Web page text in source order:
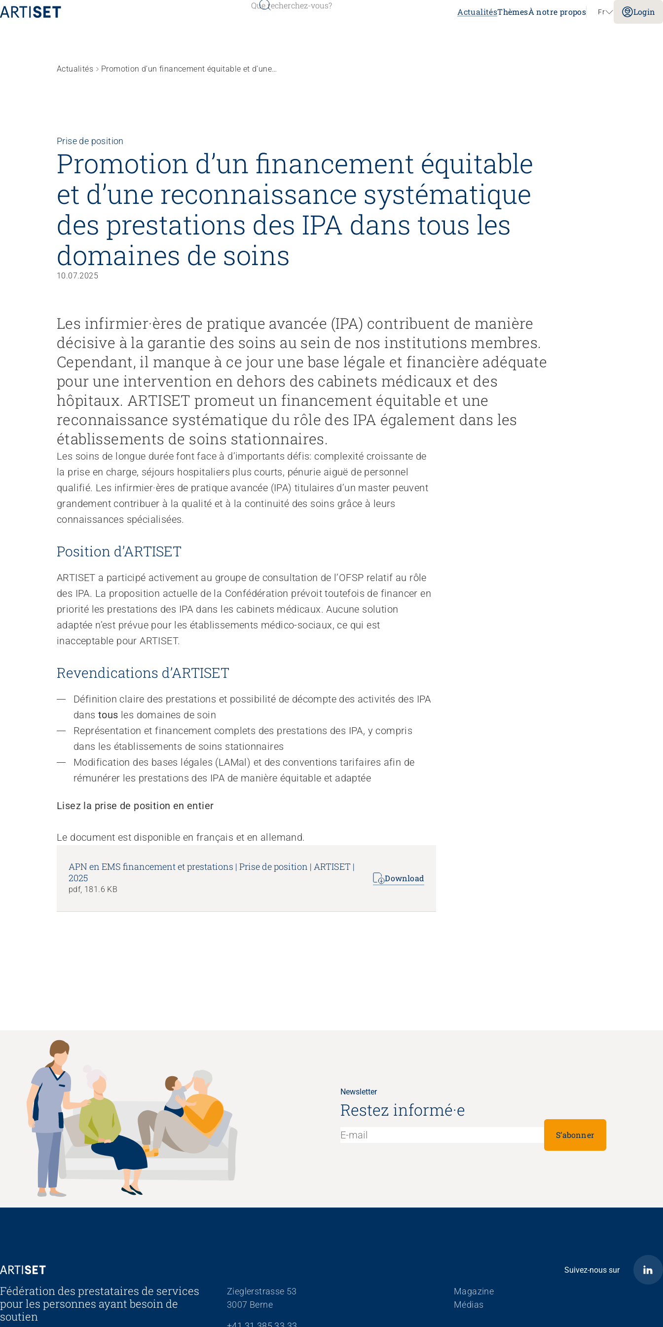
Aller au contenu
ActualitésThèmesÀ notre propos Fr Login
Recruter et diriger du personnel
Organiser le travail et construire la culture d’entreprise
Gérer l'entreprise et appliquer la loi
Promouvoir des offres
Promouvoir la durabilité
Organiser des achats
Favoriser l'intégration professionnelle
Travailler avec les proches
Accompagner la fin de vie
Organiser les transitions
Renforcer l’autodétermination
Aborder les questions de santé
Protéger l'intégrité
Accompagner en cas de démence
Promouvoir la santé mentale
Politiques publiques & Prises de position
Travail en réseaux
Actualités Promotion d’un finance­ment équitable et d’une recon­naissance systématique des prestations des IPA dans tous les domaines de soins
Prise de position
Promotion d’un finance­ment équitable
et d’une recon­naissance systématique
des prestations des IPA dans tous les
domaines de soins
10.07.2025
Les infirmier·ères de pratique avancée (IPA) contribuent de manière
décisive à la garantie des soins au sein de nos institutions membres.
Cependant, il manque à ce jour une base légale et financière adéquate
pour une intervention en dehors des cabinets médicaux et des
hôpitaux. ARTISET promeut un financement équitable et une
reconnaissance systématique du rôle des IPA également dans les
établissements de soins stationnaires.
Les soins de longue durée font face à d’importants défis: complexité croissante de
la prise en charge, séjours hospitaliers plus courts, pénurie aiguë de personnel
qualifié. Les infirmier·ères de pratique avancée (IPA) titulaires d’un master peuvent
grandement contribuer à la qualité et à la continuité des soins grâce à leurs
connaissances spécialisées.
Position d’ARTISET
ARTISET a participé activement au groupe de consultation de l’OFSP relatif au rôle
des IPA. La proposition actuelle de la Confédération prévoit toutefois de financer en
priorité les prestations des IPA dans les cabinets médicaux. Aucune solution
adaptée n’est prévue pour les établissements médico-sociaux, ce qui est
inacceptable pour ARTISET.
Revendications d’ARTISET
Définition claire des prestations et possibilité de décompte des activités des IPA
dans tous les domaines de soin
Représentation et financement complets des prestations des IPA, y compris
dans les établissements de soins stationnaires
Modification des bases légales (LAMal) et des conventions tarifaires afin de
rémunérer les prestations des IPA de manière équitable et adaptée
Lisez la prise de position en entier
Le document est disponible en français et en allemand.
APN en EMS financement et prestations | Prise de position | ARTISET |
2025
pdf, 181.6 KB
Download
Newsletter
Restez informé·e
S’abonner
ARTISET Suivez-nous sur
Fédération des prestataires de services
pour les personnes ayant besoin de
soutien
Zieglerstrasse 53
3007 Berne
Aller au contenu
Magazine
Médias